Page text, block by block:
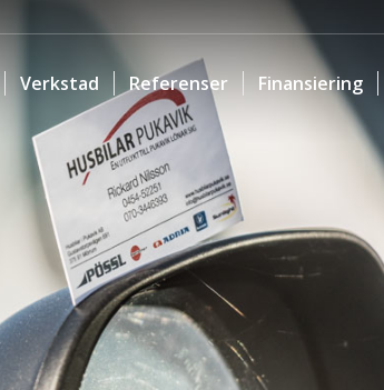
Verkstad Referenser Finansiering